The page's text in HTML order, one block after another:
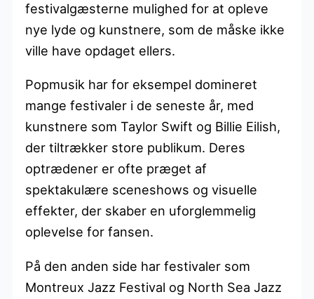
festivalgæsterne mulighed for at opleve
nye lyde og kunstnere, som de måske ikke
ville have opdaget ellers.
Popmusik har for eksempel domineret
mange festivaler i de seneste år, med
kunstnere som Taylor Swift og Billie Eilish,
der tiltrækker store publikum. Deres
optrædener er ofte præget af
spektakulære sceneshows og visuelle
effekter, der skaber en uforglemmelig
oplevelse for fansen.
På den anden side har festivaler som
Montreux Jazz Festival og North Sea Jazz